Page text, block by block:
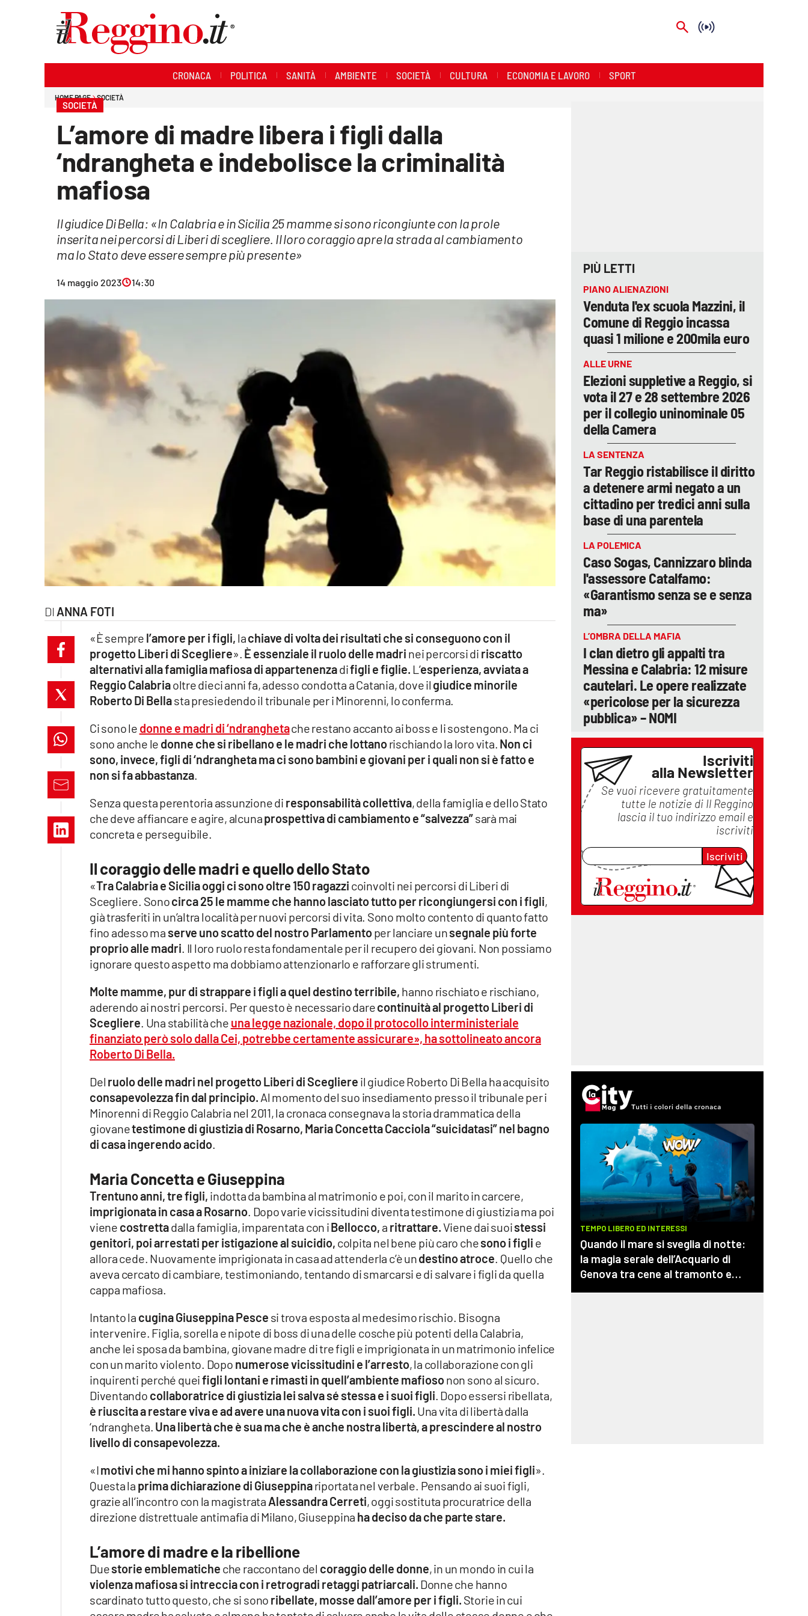
Economia e lavoro
lacitymag.it
catanzarochannel.it
lacapitalenews.it
CRONACA POLITICA SANITÀ AMBIENTE SOCIETÀ CULTURA ECONOMIA E LAVORO SPORT
HOME PAGE SOCIETÀ
SOCIETÀ
L’amore di madre libera i figli dalla
‘ndrangheta e indebolisce la criminalità
mafiosa
Il giudice Di Bella: «In Calabria e in Sicilia 25 mamme si sono ricongiunte con la prole
inserita nei percorsi di Liberi di scegliere. Il loro coraggio apre la strada al cambiamento
ma lo Stato deve essere sempre più presente»
14 maggio 2023 14:30
ANNA FOTI
«È sempre l’amore per i figli, lachiave di volta dei risultati che si conseguono con il
progetto Liberi di Scegliere». È essenziale il ruolo delle madri nei percorsi di riscatto
alternativi alla famiglia mafiosa di appartenenzadifigli e figlie. L’esperienza, avviata a
Reggio Calabriaoltre dieci anni fa, adesso condotta a Catania, dove il giudice minorile
Roberto Di Bellasta presiedendo il tribunale per i Minorenni, lo conferma.
Ci sono le donne e madri di ‘ndranghetache restano accanto ai boss e li sostengono. Ma ci
sono anche le donne che si ribellano e le madri che lottanorischiando la loro vita. Non ci
sono, invece, figli di ‘ndrangheta ma ci sono bambini e giovani per i quali non si è fatto e
non si fa abbastanza.
Senza questa perentoria assunzione di responsabilità collettiva, della famiglia e dello Stato
che deve affiancare e agire, alcunaprospettiva di cambiamento e “salvezza”sarà mai
concreta e perseguibile.
Il coraggio delle madri e quello dello Stato
«Tra Calabria e Sicilia oggi ci sono oltre 150 ragazzi coinvolti nei percorsi di Liberi di
Scegliere. Sonocirca 25 le mamme che hanno lasciato tutto per ricongiungersi con i figli,
già trasferiti in un’altra località per nuovi percorsi di vita. Sono molto contento di quanto fatto
fino adesso ma serve uno scatto del nostro Parlamentoper lanciare unsegnale più forte
proprio alle madri. Il loro ruolo resta fondamentale per il recupero dei giovani. Non possiamo
ignorare questo aspetto ma dobbiamo attenzionarlo e rafforzare gli strumenti.
Molte mamme, pur di strappare i figli a quel destino terribile, hanno rischiato e rischiano,
aderendo ai nostri percorsi. Per questo è necessario darecontinuità al progetto Liberi di
Scegliere. Una stabilità che unalegge nazionale, dopo il protocollo interministeriale
finanziato però solo dalla Cei, potrebbe certamente assicurare», ha sottolineato ancora
Roberto Di Bella.
Del ruolo delle madri nel progetto Liberi di Scegliere il giudice Roberto Di Bella ha acquisito
consapevolezza fin dal principio. Al momento del suo insediamento presso il tribunale per i
Minorenni di Reggio Calabria nel 2011, la cronaca consegnava la storia drammatica della
giovanetestimone di giustizia di Rosarno, Maria Concetta Cacciola “suicidatasi” nel bagno
di casa ingerendo acido.
Maria Concetta e Giuseppina
Trentuno anni, tre figli, indotta da bambina al matrimonio e poi, con il marito in carcere,
imprigionata in casa a Rosarno. Dopo varie vicissitudini diventa testimone di giustizia ma poi
viene costrettadalla famiglia, imparentata con iBellocco, a ritrattare.Viene dai suoistessi
genitori, poi arrestati per istigazione al suicidio, colpita nel bene più caro chesono i figli e
allora cede. Nuovamente imprigionata in casa ad attenderla c’è undestino atroce. Quello che
aveva cercato di cambiare, testimoniando, tentando di smarcarsi e di salvare i figli da quella
cappa mafiosa.
Intanto la cugina Giuseppina Pesce si trova esposta al medesimo rischio. Bisogna
intervenire. Figlia, sorella e nipote di boss di una delle cosche più potenti della Calabria,
anche lei sposa da bambina, giovane madre di tre figli e imprigionata in un matrimonio infelice
con un marito violento. Dopo numerose vicissitudini e l’arresto, la collaborazione con gli
inquirenti perché queifigli lontani e rimasti in quell’ambiente mafiosonon sono al sicuro.
Diventando collaboratrice di giustizia lei salva sé stessa e i suoi figli. Dopo essersi ribellata,
è riuscita a restare viva e ad avere una nuova vita con i suoi figli. Una vita di libertà dalla
‘ndrangheta. Una libertà che è sua ma che è anche nostra libertà, a prescindere al nostro
livello di consapevolezza.
«Imotivi che mi hanno spinto a iniziare la collaborazione con la giustizia sono i miei figli».
Questa la prima dichiarazione di Giuseppinariportata nel verbale. Pensando ai suoi figli,
grazie all’incontro con la magistrata Alessandra Cerreti, oggi sostituta procuratrice della
direzione distrettuale antimafia di Milano, Giuseppina ha deciso da che parte stare.
L’amore di madre e la ribellione
Duestorie emblematiche che raccontano del coraggio delle donne, in un mondo in cui la
violenza mafiosa si intreccia con i retrogradi retaggi patriarcali. Donne che hanno
scardinato tutto questo, che si sono ribellate, mosse dall’amore per i figli. Storie in cui
PIÙ LETTI
PIANO ALIENAZIONI
Venduta l'ex scuola Mazzini, il
Comune di Reggio incassa
quasi 1 milione e 200mila euro
ALLE URNE
Elezioni suppletive a Reggio, si
vota il 27 e 28 settembre 2026
per il collegio uninominale 05
della Camera
LA SENTENZA
Tar Reggio ristabilisce il diritto
a detenere armi negato a un
cittadino per tredici anni sulla
base di una parentela
LA POLEMICA
Caso Sogas, Cannizzaro blinda
l'assessore Catalfamo:
«Garantismo senza se e senza
ma»
L’OMBRA DELLA MAFIA
I clan dietro gli appalti tra
Messina e Calabria: 12 misure
cautelari. Le opere realizzate
«pericolose per la sicurezza
pubblica» – NOMI
Iscriviti
alla Newsletter
Se vuoi ricevere gratuitamente
tutte le notizie di Il Reggino
lascia il tuo indirizzo email e
iscriviti
Iscriviti